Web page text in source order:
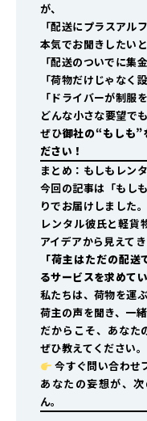
が、
「配送にプラスアル
本気でお聞きしたいと
「配送のついでに集
「荷物だけじゃなく
「ドライバーが制服
――どんな小さな要望で
ぜひ御社の“もしも”
ださい！
まとめ：もしもレン
今回の記事は「もし
りでお届けしました。
レンタル彼氏と軽貨
アイデアから見えてき
「荷主はただの配
るサービスを求めてい
私たちは、荷物を運
荷主の声を聞き、一
だからこそ、あなた
ぜひ教えてください。
今すぐ問い合わせ
あなたの妄想が、
ん。